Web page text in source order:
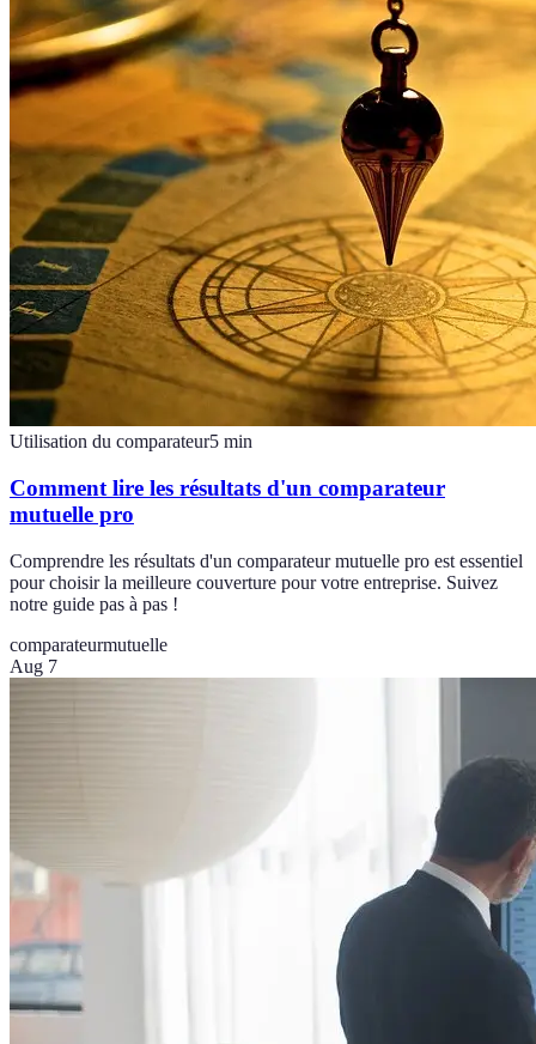
Utilisation du comparateur5 min
Comment lire les résultats d'un comparateur
mutuelle pro
Comprendre les résultats d'un comparateur mutuelle pro est essentiel
pour choisir la meilleure couverture pour votre entreprise. Suivez
notre guide pas à pas !
comparateurmutuelle
Aug 7